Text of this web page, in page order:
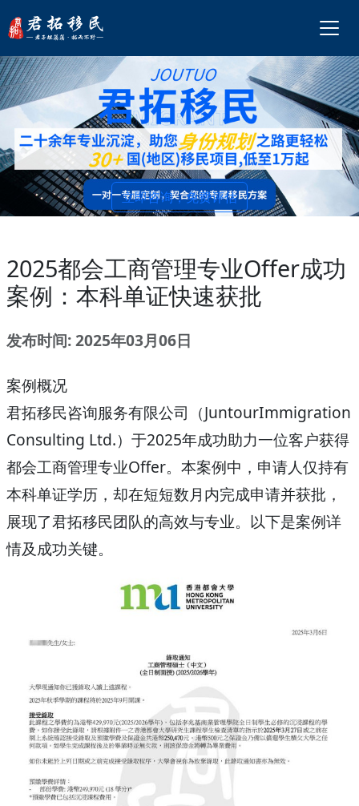
立即咨询，免费评估
2025都会工商管理专业Offer成功
案例：本科单证快速获批
发布时间: 2025年03月06日
案例概况
君拓移民咨询服务有限公司（JuntourImmigration
Consulting Ltd.）于2025年成功助力一位客户获得
都会工商管理专业Offer。本案例中，申请人仅持有
本科单证学历，却在短短数月内完成申请并获批，
展现了君拓移民团队的高效与专业。以下是案例详
情及成功关键。